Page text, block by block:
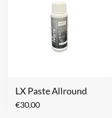
LX Paste Allround
€30,00